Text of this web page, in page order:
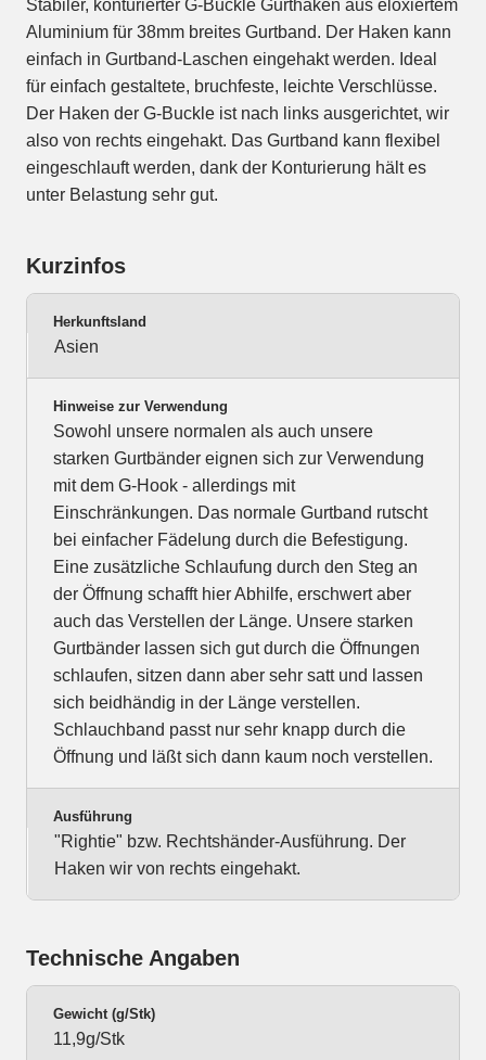
Stabiler, konturierter G-Buckle Gurthaken aus eloxiertem
Aluminium für 38mm breites Gurtband. Der Haken kann
einfach in Gurtband-Laschen eingehakt werden. Ideal
für einfach gestaltete, bruchfeste, leichte Verschlüsse.
Der Haken der G-Buckle ist nach links ausgerichtet, wir
also von rechts eingehakt. Das Gurtband kann flexibel
eingeschlauft werden, dank der Konturierung hält es
unter Belastung sehr gut.
Kurzinfos
Herkunftsland
Asien
Hinweise zur Verwendung
Sowohl unsere normalen als auch unsere
starken Gurtbänder eignen sich zur Verwendung
mit dem G-Hook - allerdings mit
Einschränkungen. Das normale Gurtband rutscht
bei einfacher Fädelung durch die Befestigung.
Eine zusätzliche Schlaufung durch den Steg an
der Öffnung schafft hier Abhilfe, erschwert aber
auch das Verstellen der Länge. Unsere starken
Gurtbänder lassen sich gut durch die Öffnungen
schlaufen, sitzen dann aber sehr satt und lassen
sich beidhändig in der Länge verstellen.
Schlauchband passt nur sehr knapp durch die
Öffnung und läßt sich dann kaum noch verstellen.
Ausführung
"Rightie" bzw. Rechtshänder-Ausführung. Der
Haken wir von rechts eingehakt.
Technische Angaben
Gewicht (g/Stk)
11,9g/Stk